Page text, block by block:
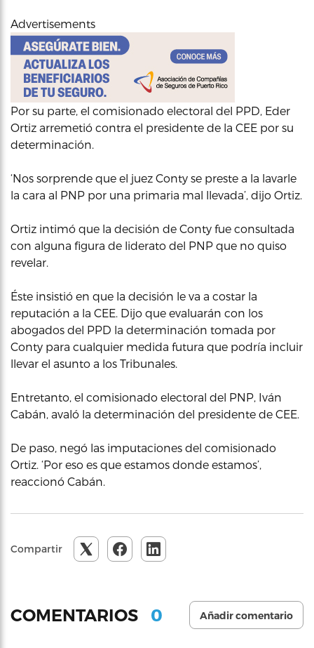
Advertisements
Por su parte, el comisionado electoral del PPD, Eder
Ortiz arremetió contra el presidente de la CEE por su
determinación.
‘Nos sorprende que el juez Conty se preste a la lavarle
la cara al PNP por una primaria mal llevada’, dijo Ortiz.
Ortiz intimó que la decisión de Conty fue consultada
con alguna figura de liderato del PNP que no quiso
revelar.
Éste insistió en que la decisión le va a costar la
reputación a la CEE. Dijo que evaluarán con los
abogados del PPD la determinación tomada por
Conty para cualquier medida futura que podría incluir
llevar el asunto a los Tribunales.
Entretanto, el comisionado electoral del PNP, Iván
Cabán, avaló la determinación del presidente de CEE.
De paso, negó las imputaciones del comisionado
Ortiz. ‘Por eso es que estamos donde estamos’,
reaccionó Cabán.
Compartir
COMENTARIOS 0 Añadir comentario